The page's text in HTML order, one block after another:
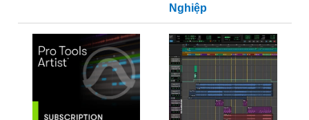
Nghiệp